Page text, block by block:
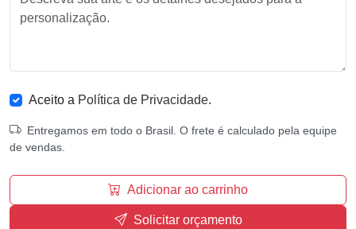
Aceito a Política de Privacidade.
Entregamos em todo o Brasil. O frete é calculado pela equipe
de vendas.
Adicionar ao carrinho
Solicitar orçamento